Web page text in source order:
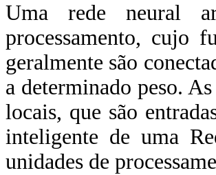
Uma rede neural
processamento, cujo
geralmente são
a determinado peso.
locais, que são
inteligente de uma
unidades de